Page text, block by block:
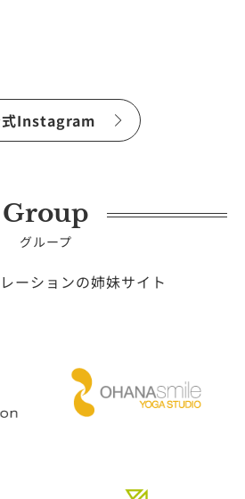
式Instagram
Group
グループ
ーションの姉妹サイト